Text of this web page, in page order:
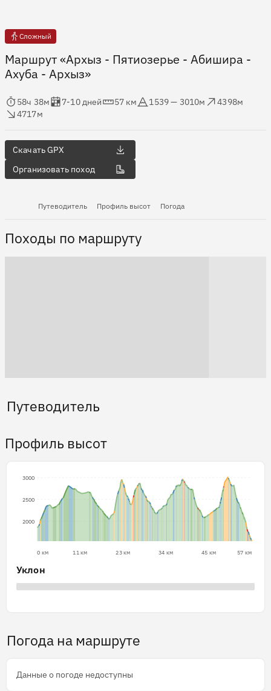
Сложный
Маршрут «Архыз - Пятиозерье - Абишира -
Ахуба - Архыз»
в пути
58ч 38м
Оценка в днях
7-10 дней
Дистанция
57 км
1539 — 3010м
4398м
4717м
Скачать GPX
Организовать поход
Путеводитель Профиль высот Погода
Походы по маршруту
Путеводитель
Профиль высот
2000
2500
3000
0 км 11 км 23 км 34 км 45 км 57 км
Уклон
Погода на маршруте
Данные о погоде недоступны